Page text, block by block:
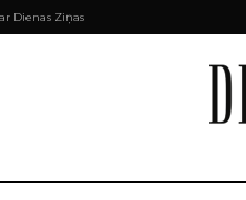
Dienas Ziņas